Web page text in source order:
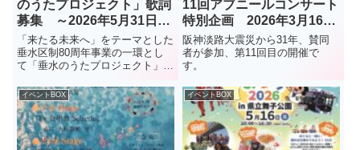
のうたプロジェクト」歌詞
募集 ～2026年5月31日
(月)締め切り
「来たる未来へ」をテーマとした
垂水区制80周年事業の一環とし
て「垂水のうたプロジェクト」を
力」などを盛りこみ、地域への愛
着や誇りをさらに深めていただく
ことを目指し、垂水区の「未来へ
のメッセージソング」の歌詞募
集...
11回アブニールコンサート
特別企画 2026年3月16日
(月) 垂水区役所1階ロビー
阪神淡路大震災から31年、賛同
者が参加、第11回目の開催で
す。
イベントBOX イベントBOX